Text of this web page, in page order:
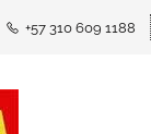
+57 310 609 1188